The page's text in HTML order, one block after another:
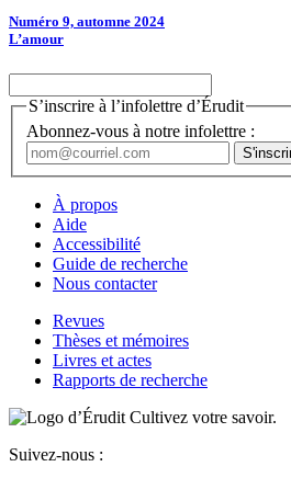
Numéro 9, automne 2024
L’amour
S’inscrire à l’infolettre d’Érudit
Abonnez-vous à notre infolettre :
À propos
Aide
Accessibilité
Guide de recherche
Nous contacter
Revues
Thèses et mémoires
Livres et actes
Rapports de recherche
Cultivez votre savoir.
Suivez-nous :